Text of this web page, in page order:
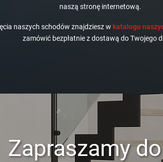
naszą stronę internetową.
naszych schodów znajdziesz w katalogu
zamówić bezpłatnie z dostawą do Twojego
Zapraszamy